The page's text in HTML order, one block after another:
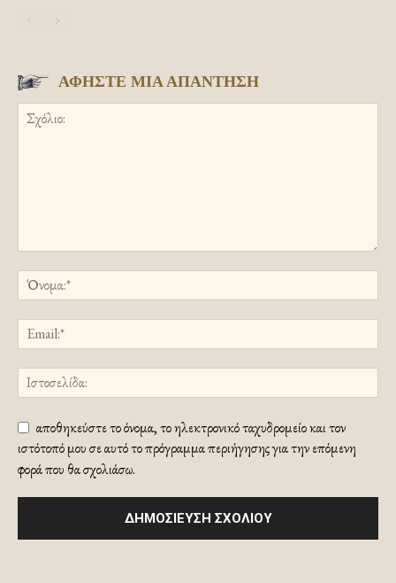
ΑΦΗΣΤΕ ΜΙΑ ΑΠΑΝΤΗΣΗ
αποθηκεύστε το όνομα, το ηλεκτρονικό ταχυδρομείο και τον
ιστότοπό μου σε αυτό το πρόγραμμα περιήγησης για την επόμενη
φορά που θα σχολιάσω.